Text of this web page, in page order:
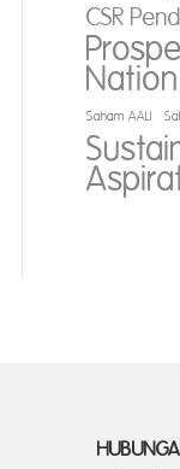
CSR
Nation
Saham AALI